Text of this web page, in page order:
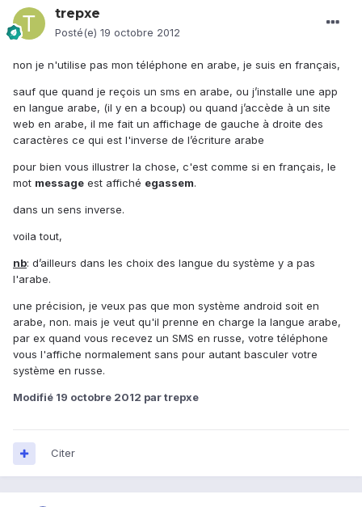
trepxe
Posté(e) 19 octobre 2012
non je n'utilise pas mon téléphone en arabe, je suis en français,
sauf que quand je reçois un sms en arabe, ou j’installe une app
en langue arabe, (il y en a bcoup) ou quand j’accède à un site
web en arabe, il me fait un affichage de gauche à droite des
caractères ce qui est l'inverse de l’écriture arabe
pour bien vous illustrer la chose, c'est comme si en français, le
mot message est affiché egassem.
dans un sens inverse.
voila tout,
nb: d’ailleurs dans les choix des langue du système y a pas
l'arabe.
une précision, je veux pas que mon système android soit en
arabe, non. mais je veut qu'il prenne en charge la langue arabe,
par ex quand vous recevez un SMS en russe, votre téléphone
vous l'affiche normalement sans pour autant basculer votre
système en russe.
Modifié 19 octobre 2012 par trepxe
Citer